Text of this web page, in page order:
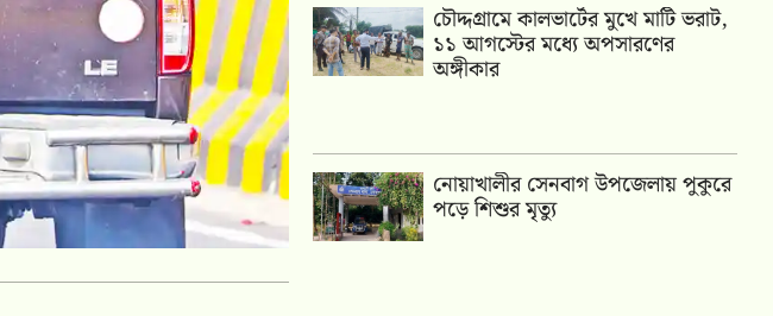
চৌদ্দগ্রামে কালভার্টের মুখে মাটি ভরাট,
১১ আগস্টের মধ্যে অপসারণের
অঙ্গীকার
নোয়াখালীর সেনবাগ উপজেলায় পুকুরে
পড়ে শিশুর মৃত্যু